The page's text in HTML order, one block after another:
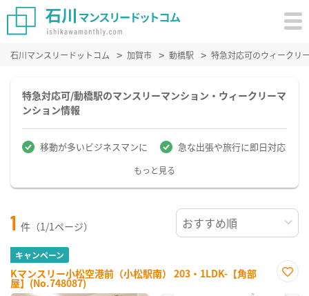
石川マンスリードットコム 加賀市 動橋駅 特急対応可のウィークリ
特急対応可/動橋駅のマンスリーマンション・ウィークリーマ
ンション情報
移動が多いビジネスマンに 急な出張や旅行に即日対応
もっと見る
1 件（1/1ページ）
キャンペーン
Kマンスリー小松空港前（小松駅南） 203・1LDK-【角部
屋】(No.748087)